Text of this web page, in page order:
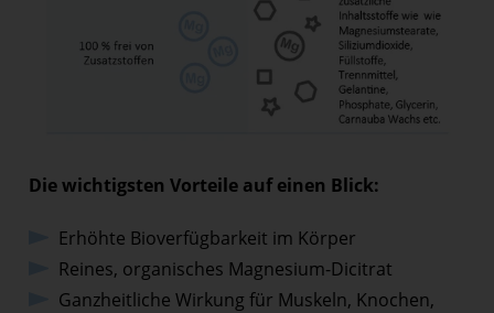
Die wichtigsten Vorteile auf einen Blick:
Erhöhte Bioverfügbarkeit im Körper
Reines, organisches Magnesium-Dicitrat
Ganzheitliche Wirkung für Muskeln, Knochen,